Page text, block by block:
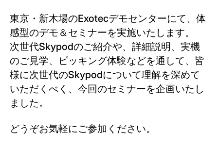
東京・新木場のExotecデモセンターにて、体
感型のデモ＆セミナーを実施いたします。
次世代Skypodのご紹介や、詳細説明、実機
のご見学、ピッキング体験などを通して、皆
様に次世代のSkypodについて理解を深めて
いただくべく、今回のセミナーを企画いたし
ました。
どうぞお気軽にご参加ください。